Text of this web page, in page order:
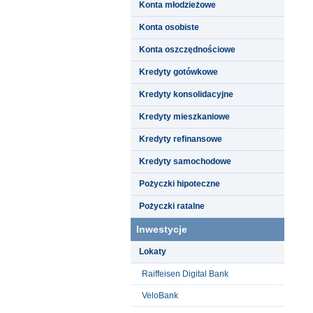
Konta młodzieżowe
Konta osobiste
Konta oszczędnościowe
Kredyty gotówkowe
Kredyty konsolidacyjne
Kredyty mieszkaniowe
Kredyty refinansowe
Kredyty samochodowe
Pożyczki hipoteczne
Pożyczki ratalne
Inwestycje
Lokaty
Raiffeisen Digital Bank
VeloBank